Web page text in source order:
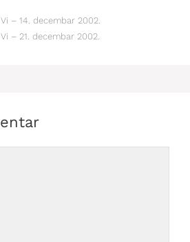
– 14. decembar 2002.
– 21. decembar 2002.